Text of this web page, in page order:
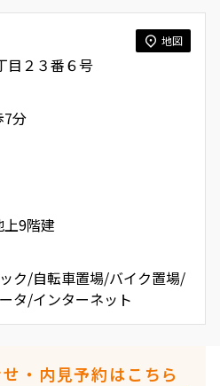
地図
目２３番６号
7分
9階建
ク/自転車置場/バイク置場/
タ/インターネット
・内見予約はこちら